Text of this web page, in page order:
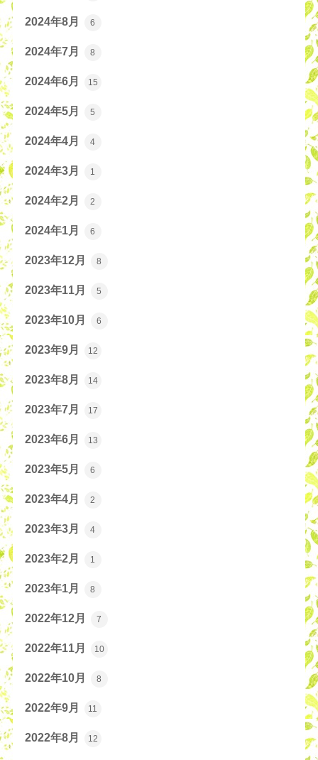
2024年8月 6
2024年7月 8
2024年6月 15
2024年5月 5
2024年4月 4
2024年3月 1
2024年2月 2
2024年1月 6
2023年12月 8
2023年11月 5
2023年10月 6
2023年9月 12
2023年8月 14
2023年7月 17
2023年6月 13
2023年5月 6
2023年4月 2
2023年3月 4
2023年2月 1
2023年1月 8
2022年12月 7
2022年11月 10
2022年10月 8
2022年9月 11
2022年8月 12